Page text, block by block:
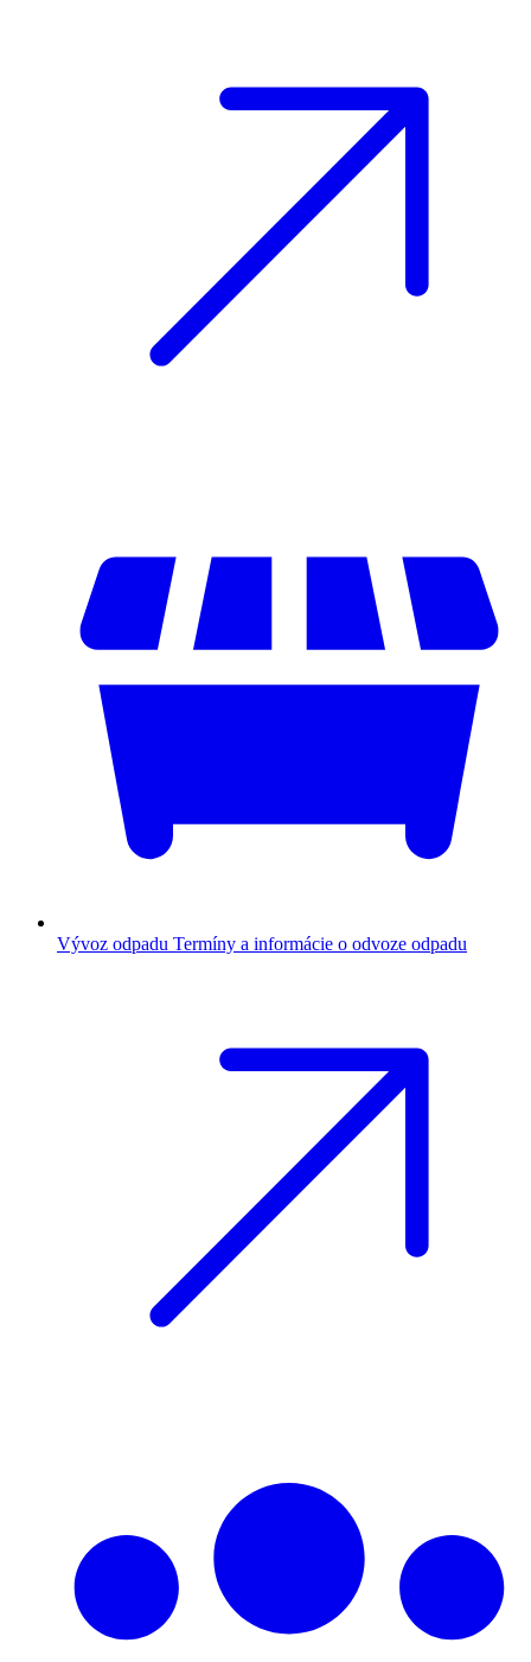
Vývoz odpadu Termíny a informácie o odvoze odpadu